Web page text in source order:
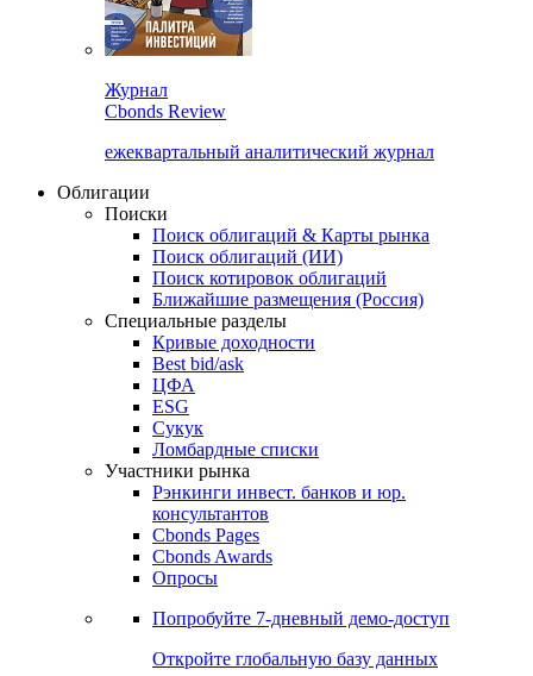
Журнал
Cbonds Review
ежеквартальный аналитический журнал
Облигации
Поиски
Поиск облигаций & Карты рынка
Поиск облигаций (ИИ)
Поиск котировок облигаций
Ближайшие размещения (Россия)
Специальные разделы
Кривые доходности
Best bid/ask
ЦФА
ESG
Сукук
Ломбардные списки
Участники рынка
Рэнкинги инвест. банков и юр.
консультантов
Cbonds Pages
Cbonds Awards
Опросы
Попробуйте 7-дневный демо-доступ
Откройте глобальную базу данных